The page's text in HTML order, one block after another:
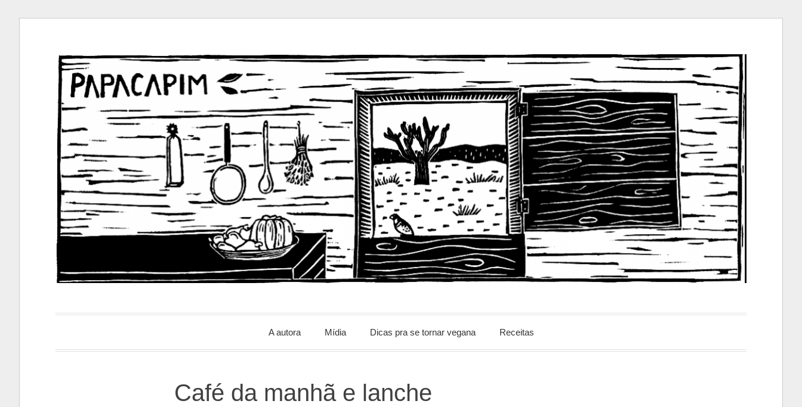
conteúdo
PapacapimA autora Mídia Dicas pra se tornar vegana Receitas
Café da manhã e lanche